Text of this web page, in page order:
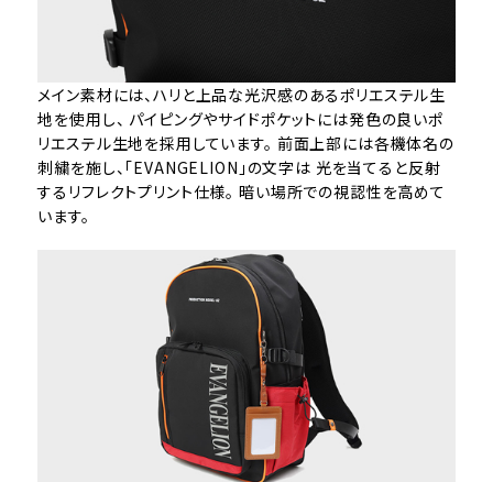
メイン素材には、ハリと上品な光沢感のあるポリエステル生
地を使用し、 パイピングやサイドポケットには発色の良いポ
リエステル生地を採用しています。 前面上部には各機体名の
刺繍を施し、「EVANGELION」の文字は 光を当てると反射
するリフレクトプリント仕様。 暗い場所での視認性を高めて
います。